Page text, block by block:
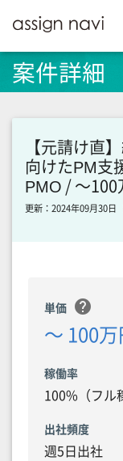
案件詳細
【元請け直
向けたPM支
PMO / 〜100
更新：2024年09月30日
単価 help
〜 100
稼働率
100%（フル
出社頻度
週5日出社